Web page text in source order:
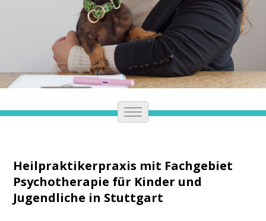
Heilpraktikerpraxis mit Fachgebiet
Psychotherapie für Kinder und
Jugendliche in Stuttgart